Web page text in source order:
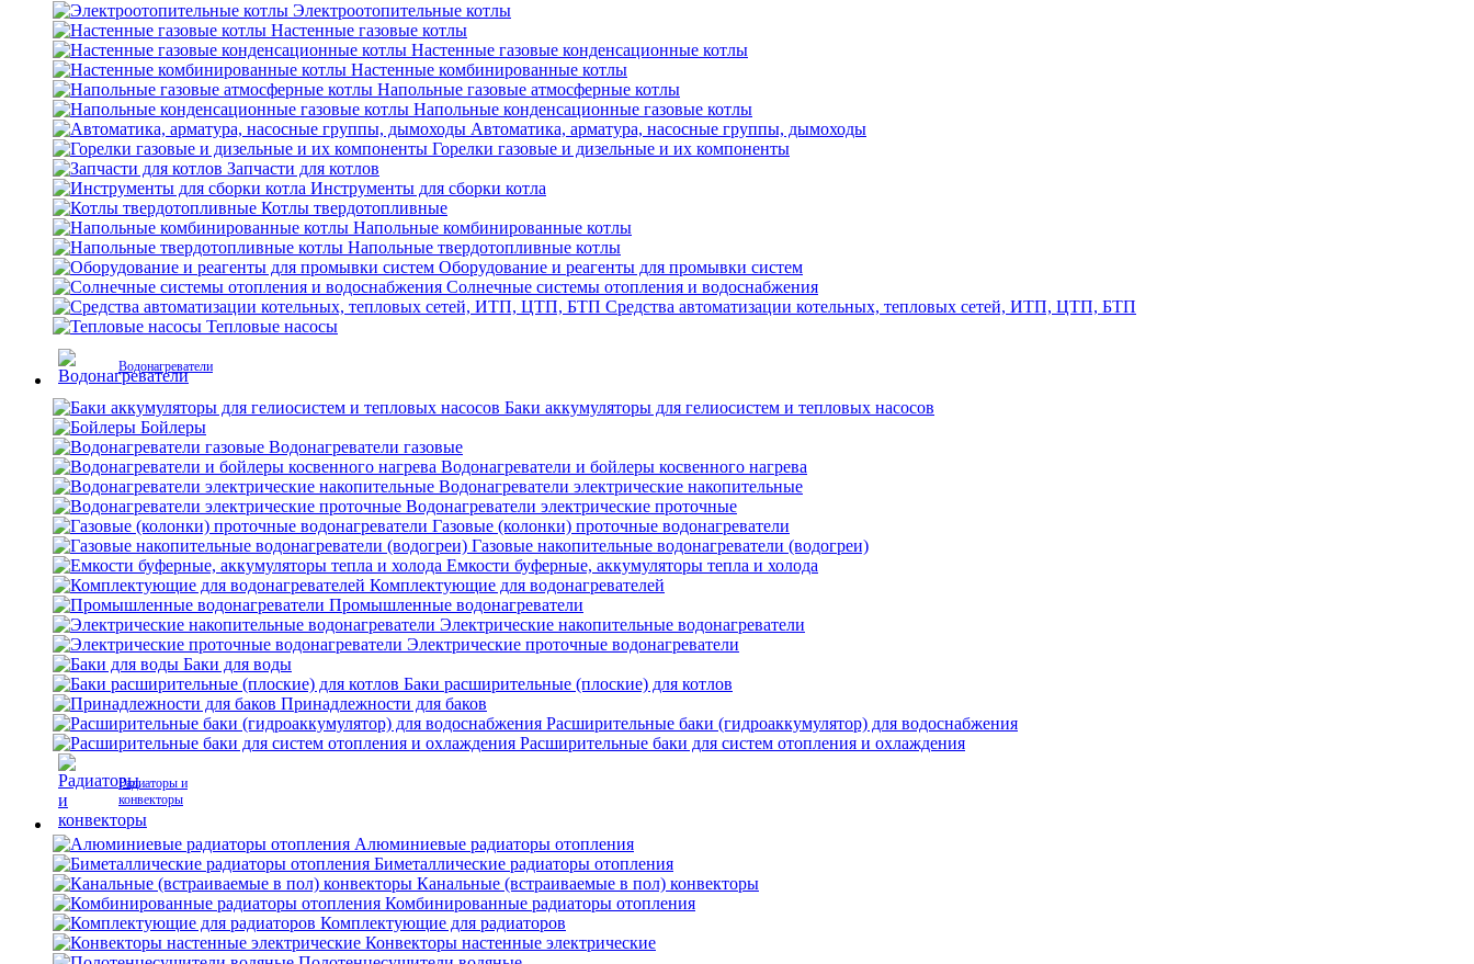
Электроотопительные котлы
Настенные газовые котлы
Настенные газовые конденсационные котлы
Настенные комбинированные котлы
Напольные газовые атмосферные котлы
Напольные конденсационные газовые котлы
Автоматика, арматура, насосные группы, дымоходы
Горелки газовые и дизельные и их компоненты
Запчасти для котлов
Инструменты для сборки котла
Котлы твердотопливные
Напольные комбинированные котлы
Напольные твердотопливные котлы
Оборудование и реагенты для промывки систем
Солнечные системы отопления и водоснабжения
Средства автоматизации котельных, тепловых сетей, ИТП, ЦТП, БТП
Тепловые насосы
Водонагреватели
Баки аккумуляторы для гелиосистем и тепловых насосов
Бойлеры
Водонагреватели газовые
Водонагреватели и бойлеры косвенного нагрева
Водонагреватели электрические накопительные
Водонагреватели электрические проточные
Газовые (колонки) проточные водонагреватели
Газовые накопительные водонагреватели (водогреи)
Емкости буферные, аккумуляторы тепла и холода
Комплектующие для водонагревателей
Промышленные водонагреватели
Электрические накопительные водонагреватели
Электрические проточные водонагреватели
Баки для воды
Баки расширительные (плоские) для котлов
Принадлежности для баков
Расширительные баки (гидроаккумулятор) для водоснабжения
Расширительные баки для систем отопления и охлаждения
Радиаторы и
конвекторы
Алюминиевые радиаторы отопления
Биметаллические радиаторы отопления
Канальные (встраиваемые в пол) конвекторы
Комбинированные радиаторы отопления
Комплектующие для радиаторов
Конвекторы настенные электрические